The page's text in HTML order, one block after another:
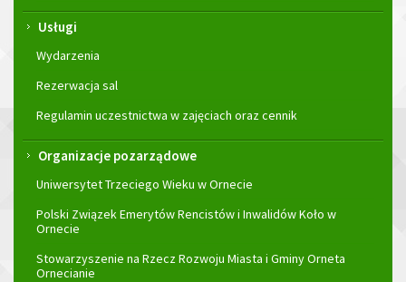
Usługi
Wydarzenia
Rezerwacja sal
Regulamin uczestnictwa w zajęciach oraz cennik
Organizacje pozarządowe
Uniwersytet Trzeciego Wieku w Ornecie
Polski Związek Emerytów Rencistów i Inwalidów Koło w
Ornecie
Stowarzyszenie na Rzecz Rozwoju Miasta i Gminy Orneta
Ornecianie